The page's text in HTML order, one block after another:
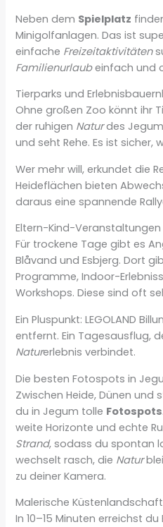
Neben dem Spielplatz
Minigolfanlagen. Das ist
einfache Freizeitaktivitäten
Familienurlaubeinfach und
Tierparks und
Ohne großen Zoo könnt ihr
der ruhigen Naturdes
und seht Rehe. Es ist sicher,
Wer mehr will, erkundet die
Heideflächen bieten
daraus eine spannende
Eltern-Kind-
Für trockene Tage gibt es
Blåvand und Esbjerg. Dort
Programme, Indoor-
Workshops. Diese sind oft
Ein Pluspunkt: LEGOLAND
entfernt. Ein Tagesausflug,
Naturerlebnis verbindet.
Die besten Fotospots in
Zwischen Heide, Dünen und
du in Jegum tolle Fotospots
weite Horizonte und echte
Strand, sodass du spontan
wechselt rasch, die Natur
zu deiner Kamera.
Malerische
In 10–15 Minuten erreichst